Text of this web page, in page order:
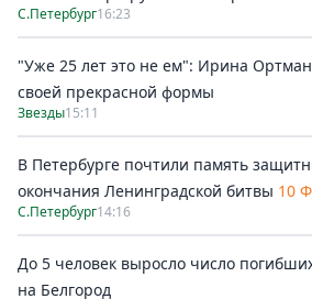
С.Петербург16:23
"Уже 25 лет это не ем": Ирина
своей прекрасной формы
Звезды15:11
В Петербурге почтили память
окончания Ленинградской битвы 10
С.Петербург14:16
До 5 человек выросло число
на Белгород